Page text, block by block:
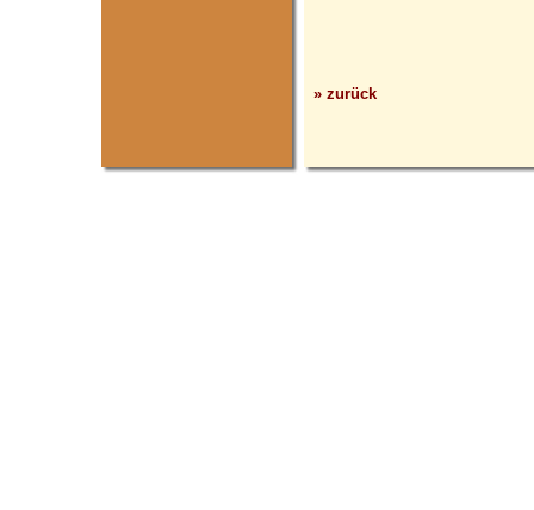
» zurück